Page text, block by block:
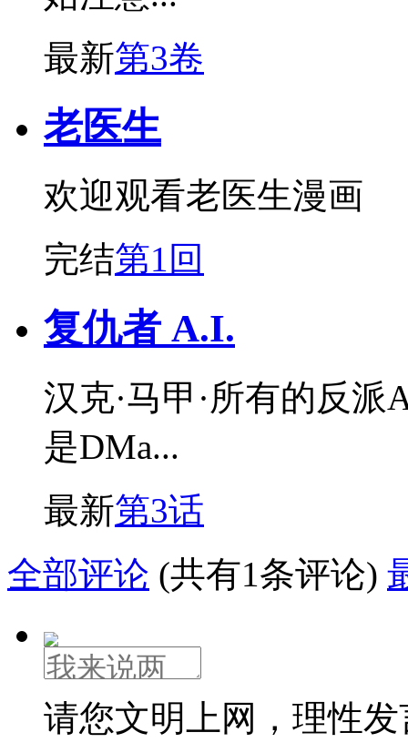
最新第3卷
老医生
欢迎观看老医生漫画
完结第1回
复仇者 A.I.
汉克·马甲·所有的反派
是DMa...
最新第3话
全部评论 (共有1条评论)
请您文明上网，理性